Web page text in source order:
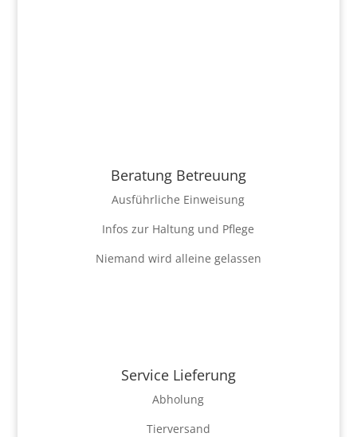
Beratung Betreuung
Ausführliche Einweisung
Infos zur Haltung und Pflege
Niemand wird alleine gelassen
Service Lieferung
Abholung
Tierversand